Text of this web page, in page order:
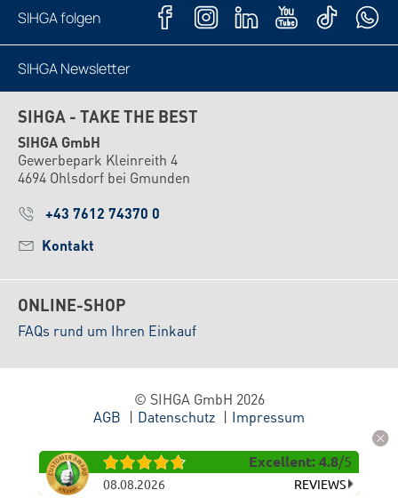
SIHGA folgen
SIHGA Newsletter
SIHGA - TAKE THE BEST
SIHGA GmbH
Gewerbepark Kleinreith 4
4694 Ohlsdorf bei Gmunden
+43 7612 74370 0
Kontakt
ONLINE-SHOP
FAQs rund um Ihren Einkauf
© SIHGA GmbH 2026
AGB
Datenschutz Impressum
Excellent: 4.8/5
08.08.2026 REVIEWS